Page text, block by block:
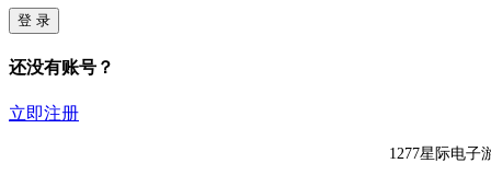
登 录
还没有账号？
立即注册
1277星际电